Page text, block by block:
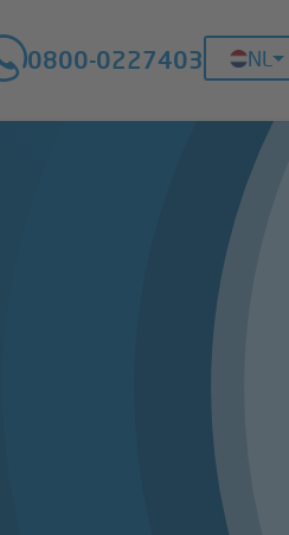
0800-0227403 NL